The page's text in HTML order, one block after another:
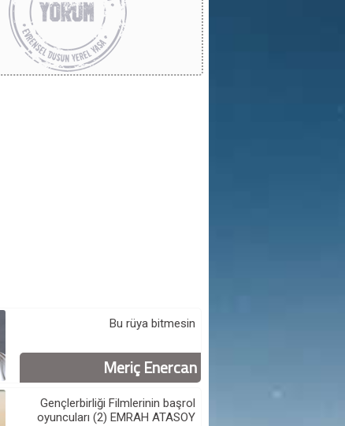
Bu rüya bitmesin
Meriç Enercan
Gençlerbirliği Filmlerinin başrol
oyuncuları (2) EMRAH ATASOY